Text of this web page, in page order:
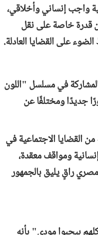
واجب إنساني وأخلاقي،
قدرة خاصة على نقل
على القضايا العادلة.
في مسلسل "اللون
جديدًا ومختلفًا عن
القضايا الاجتماعية في
ومواقف معقدة،
راقٍ يليق بالجمهور